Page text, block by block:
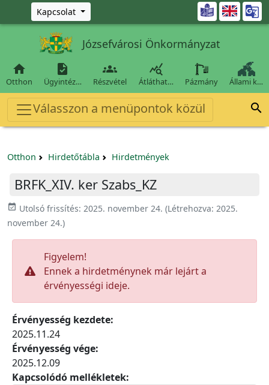
Ugrás a fő tartalomra
Kapcsolat 
Józsefvárosi Önkormányzat

Otthon

Ügyintéz…

Részvétel

Átláthat… Pázmány Állami k…
Válasszon a menüpontok közül 
Otthon Hirdetőtábla Hirdetmények
BRFK_XIV. ker Szabs_KZ
event_available Utolsó frissítés: 2025. november 24. (Létrehozva: 2025.
november 24.)
Figyelem!
Ennek a hirdetménynek már lejárt a
érvényességi ideje.
Érvényesség kezdete:
2025.11.24
Érvényesség vége:
2025.12.09
Kapcsolódó mellékletek: